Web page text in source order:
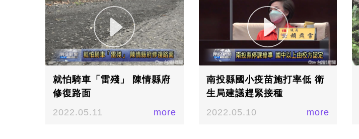
就怕騎車「雷殘」 陳情縣府
修復路面
2022.05.11
more
南投縣國小疫苗施打率低 衛
生局建議趕緊接種
2022.05.10
more